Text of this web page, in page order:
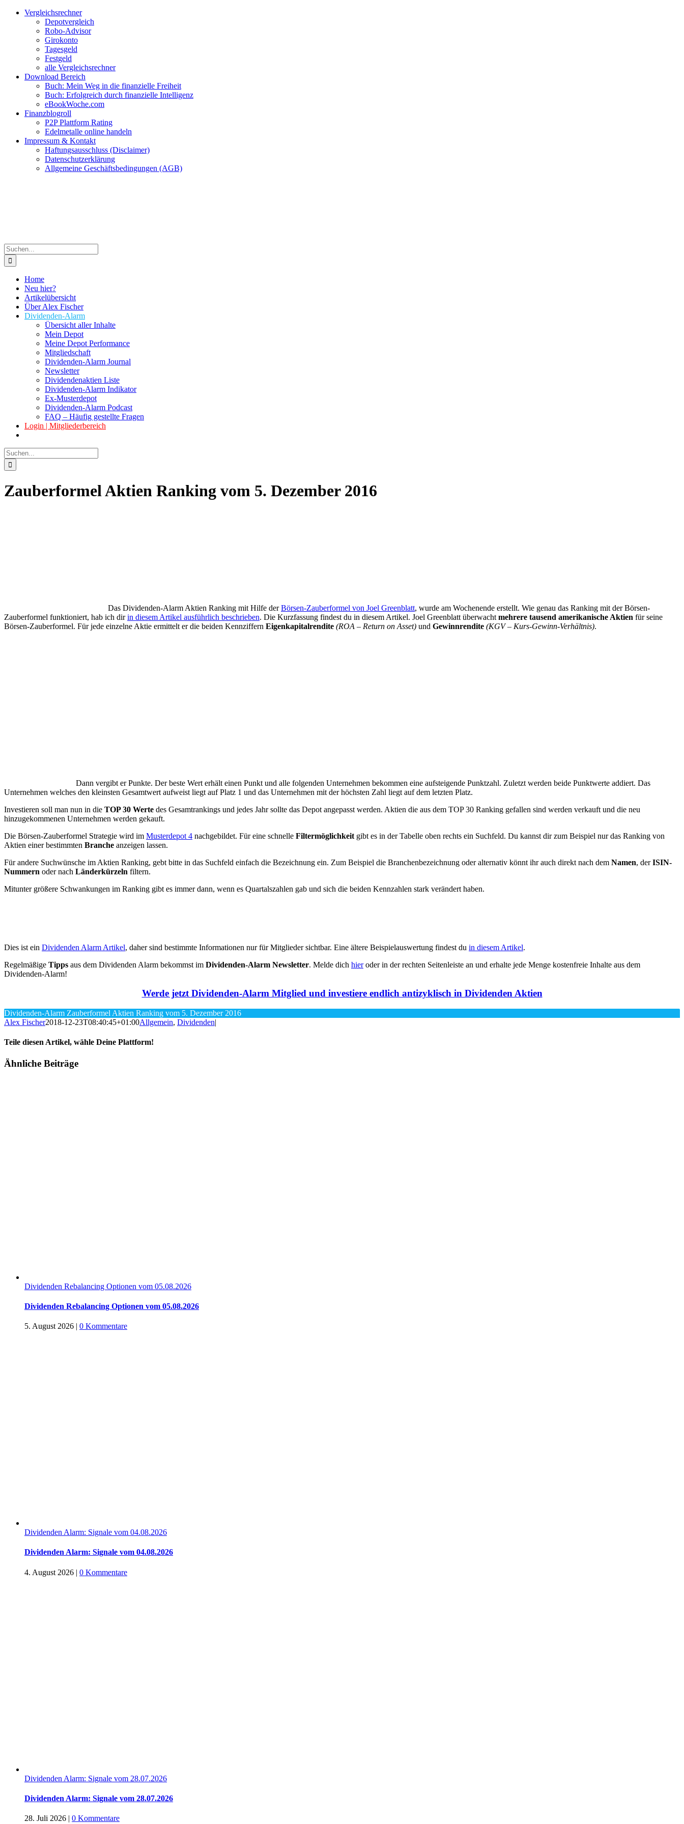
Zum
Facebook
Twitter
Instagram
Pinterest
YouTubeVergleichsrechner
Depotvergleich
Robo-Advisor
Girokonto
Tagesgeld
Festgeld
alle Vergleichsrechner
Download Bereich
Buch: Mein Weg in die finanzielle Freiheit
Buch: Erfolgreich durch finanzielle Intelligenz
eBookWoche.com
Finanzblogroll
P2P Plattform Rating
Edelmetalle online handeln
Impressum & Kontakt
Haftungsausschluss (Disclaimer)
Datenschutzerklärung
Allgemeine Geschäftsbedingungen (AGB)
Suche
nach:
Home
Neu hier?
Artikelübersicht
Über Alex Fischer
Dividenden-Alarm
Übersicht aller Inhalte
Mein Depot
Meine Depot Performance
Mitgliedschaft
Dividenden-Alarm Journal
Newsletter
Dividendenaktien Liste
Dividenden-Alarm Indikator
Ex-Musterdepot
Dividenden-Alarm Podcast
FAQ – Häufig gestellte Fragen
Login | Mitgliederbereich
Suche
nach:
Zauberformel Aktien Ranking vom 5. Dezember 2016
Das Dividenden-Alarm Aktien Ranking mit Hilfe derBörsen-Zauberformel von Joel Greenblatt, wurde am Wochenende erstellt. Wie genau das Ranking mit der Börsen-
Zauberformel funktioniert, hab ich dirin diesem Artikel ausführlich beschrieben. Die Kurzfassung findest du in diesem Artikel. Joel Greenblatt überwacht mehrere tausend amerikanische Aktien für seine
Börsen-Zauberformel. Für jede einzelne Aktie ermittelt er die beiden Kennziffern Eigenkapitalrendite (ROA – Return on Asset) und Gewinnrendite (KGV – Kurs-Gewinn-Verhältnis).
Dann vergibt er Punkte. Der beste Wert erhält einen Punkt und alle folgenden Unternehmen bekommen eine aufsteigende Punktzahl. Zuletzt werden beide Punktwerte addiert. Das
Unternehmen welches den kleinsten Gesamtwert aufweist liegt auf Platz 1 und das Unternehmen mit der höchsten Zahl liegt auf dem letzten Platz.
Investieren soll man nun in die TOP 30 Werte des Gesamtrankings und jedes Jahr sollte das Depot angepasst werden. Aktien die aus dem TOP 30 Ranking gefallen sind werden verkauft und die neu
hinzugekommenen Unternehmen werden gekauft.
Die Börsen-Zauberformel Strategie wird im Musterdepot 4 nachgebildet. Für eine schnelle Filtermöglichkeit gibt es in der Tabelle oben rechts ein Suchfeld. Du kannst dir zum Beispiel nur das Ranking von
Aktien einer bestimmten Branche anzeigen lassen.
Für andere Suchwünsche im Aktien Ranking, gebt bitte in das Suchfeld einfach die Bezeichnung ein. Zum Beispiel die Branchenbezeichnung oder alternativ könnt ihr auch direkt nach dem Namen, derISIN-
Nummern oder nach Länderkürzeln filtern.
Mitunter größere Schwankungen im Ranking gibt es immer dann, wenn es Quartalszahlen gab und sich die beiden Kennzahlen stark verändert haben.
Dies ist ein Dividenden Alarm Artikel, daher sind bestimmte Informationen nur für Mitglieder sichtbar. Eine ältere Beispielauswertung findest du in diesem Artikel.
Regelmäßige Tipps aus dem Dividenden Alarm bekommst im Dividenden-Alarm Newsletter. Melde dich hieroder in der rechten Seitenleiste an und erhalte jede Menge kostenfreie Inhalte aus dem
Dividenden-Alarm!
Werde jetzt Dividenden-Alarm Mitglied und investiere endlich antizyklisch in Dividenden Aktien
Dividenden-Alarm Zauberformel Aktien Ranking vom 5. Dezember 2016
Alex Fischer2018-12-23T08:40:45+01:00Allgemein, Dividenden|
Teile diesen Artikel, wähle Deine Plattform!
Facebook
Twitter
Reddit
LinkedIn
Tumblr
Pinterest
Vk
E-
Ähnliche Beiträge
Dividenden Rebalancing Optionen vom 05.08.2026
Dividenden Rebalancing Optionen vom 05.08.2026
5. August 2026 | 0 Kommentare
Dividenden Alarm: Signale vom 04.08.2026
Dividenden Alarm: Signale vom 04.08.2026
4. August 2026 | 0 Kommentare
Dividenden Alarm: Signale vom 28.07.2026
Dividenden Alarm: Signale vom 28.07.2026
28. Juli 2026 | 0 Kommentare